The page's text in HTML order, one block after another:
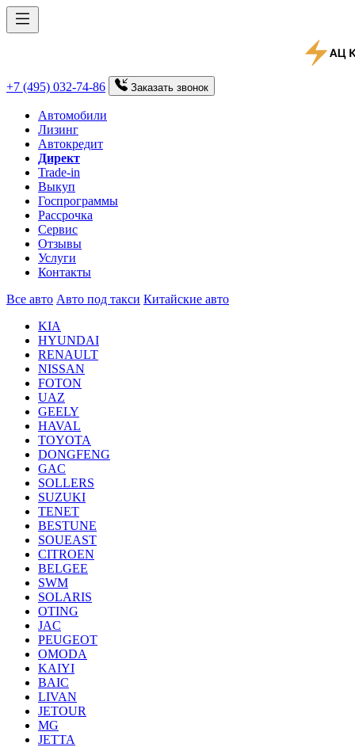
+7 (495) 032-74-86 Заказать звонок
Автомобили
Лизинг
Автокредит
Директ
Trade-in
Выкуп
Госпрограммы
Рассрочка
Сервис
Отзывы
Услуги
Контакты
Все авто Авто под такси Китайские авто
KIA
HYUNDAI
RENAULT
NISSAN
FOTON
UAZ
GEELY
HAVAL
TOYOTA
DONGFENG
GAC
SOLLERS
SUZUKI
TENET
BESTUNE
SOUEAST
CITROEN
BELGEE
SWM
SOLARIS
OTING
JAC
PEUGEOT
OMODA
KAIYI
BAIC
LIVAN
JETOUR
MG
JETTA